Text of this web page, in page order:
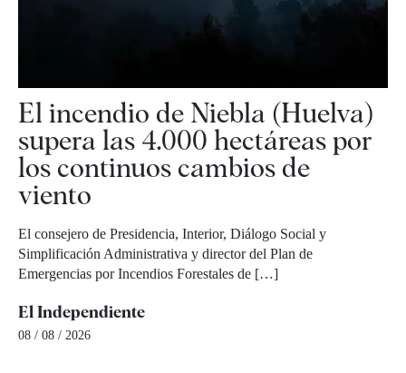
El incendio de Niebla (Huelva)
supera las 4.000 hectáreas por
los continuos cambios de
viento
El consejero de Presidencia, Interior, Diálogo Social y
Simplificación Administrativa y director del Plan de
Emergencias por Incendios Forestales de […]
El Independiente
08 / 08 / 2026